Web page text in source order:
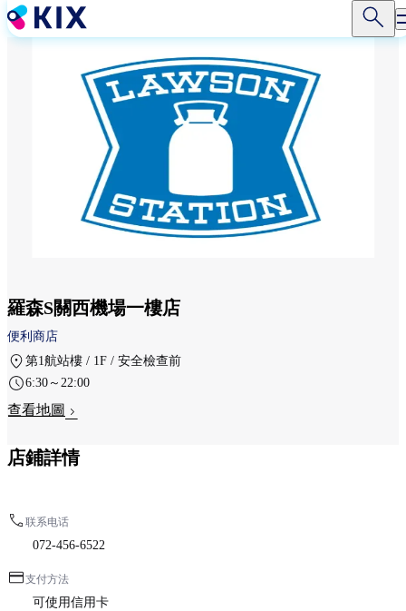
移
至
羅森S關西機場一樓店
便利商店
第1航站樓 / 1F / 安全檢查前
6:30～22:00
查看地圖
店鋪詳情
联系电话
072-456-6522
支付方法
可使用信用卡